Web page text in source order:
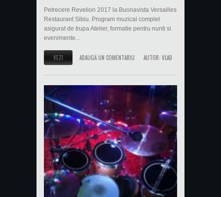
Petrecere Revelion 2017 la Buonavista Versailles
Restaurant Sibiu. Program muzical complet
asigurat de trupa Atelier, formatie pentru nunti si
evenimente...
VEZI ADAUGĂ UN COMENTARIU AUTOR: VLAD